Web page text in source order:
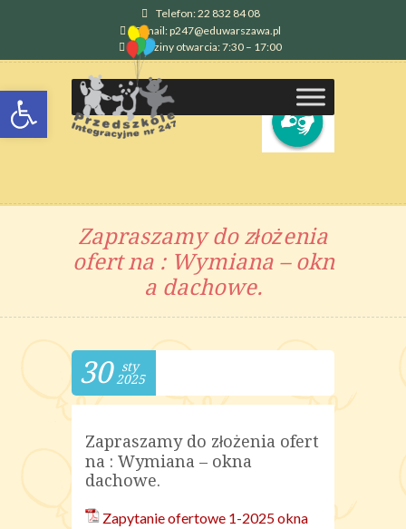
Otwórz pasek narzędzi
Telefon: 22 832 84 08
E-mail: p247@eduwarszawa.pl
Godziny otwarcia: 7:30 – 17:00
Zapraszamy do złożenia
ofert na : Wymiana – okn
a dachowe.
30
sty
2025
Zapraszamy do złożenia ofert
na : Wymiana – okna
dachowe.
Zapytanie ofertowe 1-2025 okna